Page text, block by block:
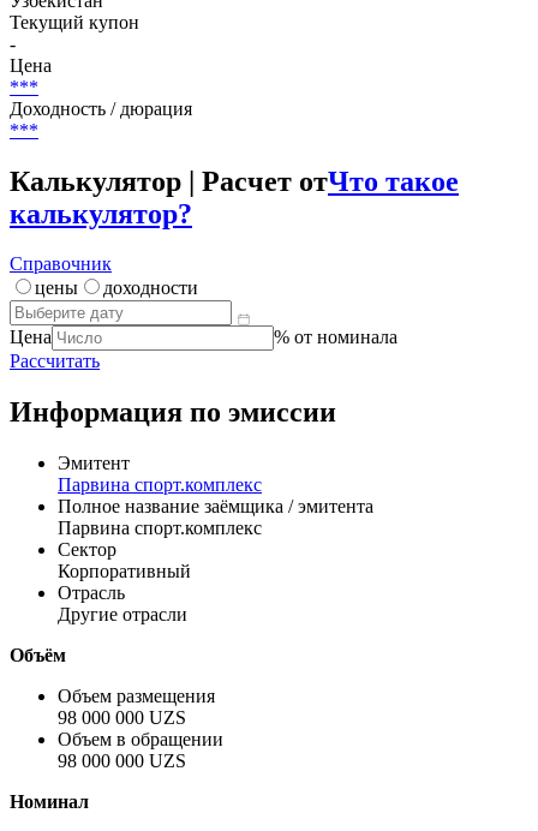
Текущий купон
-
Цена
***
Доходность / дюрация
***
Калькулятор | Расчет отЧто такое
калькулятор?
Справочник
цены
доходности
Цена
% от номинала
Рассчитать
Информация по эмиссии
Эмитент
Парвина спорт.комплекс
Полное название заёмщика / эмитента
Парвина спорт.комплекс
Сектор
Корпоративный
Отрасль
Другие отрасли
Объём
Объем размещения
98 000 000 UZS
Объем в обращении
98 000 000 UZS
Номинал